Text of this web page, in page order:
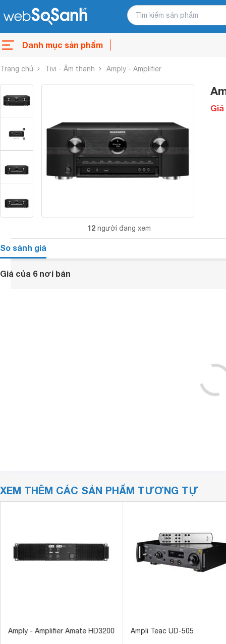
Danh mục sản phẩm
Trang chủ Tivi - Âm thanh Amply - Amplifier
12 người đang xem
Giá
So sánh giá
Giá của 6 nơi bán
XEM THÊM CÁC SẢN PHẨM TƯƠNG TỰ
Amply - Amplifier Amate HD3200 Ampli Teac UD-505